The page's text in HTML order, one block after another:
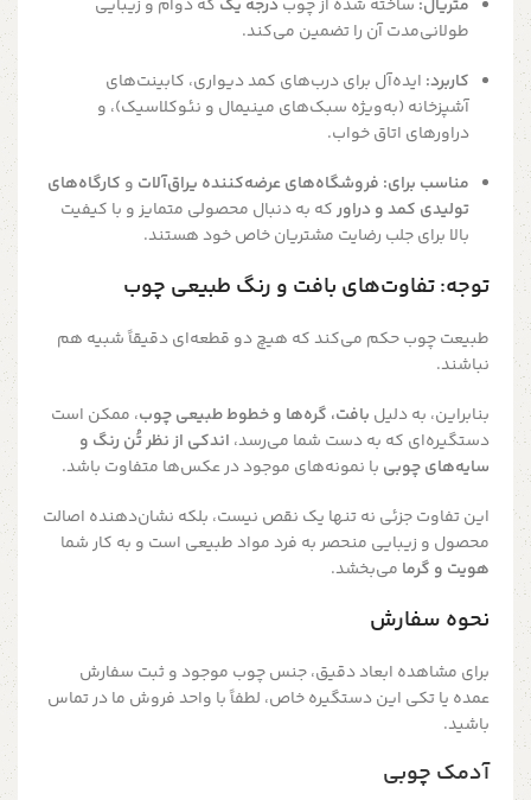
متریال: ساخته شده از چوب درجه یک که دوام و زیبایی
طولانی‌مدت آن را تضمین می‌کند.
کاربرد: ایده‌آل برای درب‌های کمد دیواری، کابینت‌های
آشپزخانه (به‌ویژه سبک‌های مینیمال و نئوکلاسیک)، و
دراورهای اتاق خواب.
مناسب برای: فروشگاه‌های عرضه‌کننده یراق‌آلات و کارگاه‌های
تولیدی کمد و دراورکه به دنبال محصولی متمایز و با کیفیت
بالا برای جلب رضایت مشتریان خاص خود هستند.
توجه: تفاوت‌های بافت و رنگ طبیعی چوب
طبیعت چوب حکم می‌کند که هیچ دو قطعه‌ای دقیقاً شبیه هم
نباشند.
بنابراین، به دلیل بافت، گره‌ها و خطوط طبیعی چوب، ممکن است
دستگیره‌ای که به دست شما می‌رسد، اندکی از نظر تُن رنگ و
سایه‌های چوبی با نمونه‌های موجود در عکس‌ها متفاوت باشد.
این تفاوت جزئی نه تنها یک نقص نیست، بلکه نشان‌دهنده اصالت
محصول و زیبایی منحصر به فرد مواد طبیعی است و به کار شما
هویت و گرما می‌بخشد.
نحوه سفارش
برای مشاهده ابعاد دقیق، جنس چوب موجود و ثبت سفارش
عمده یا تکی این دستگیره خاص، لطفاً با واحد فروش ما در تماس
باشید.
آدمک چوبی